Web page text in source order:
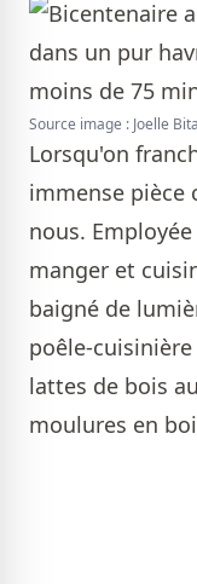
Source image : Joelle
Lorsqu'on
immense pièce
nous.
manger et
baigné de
poêle-
lattes de bois
moulures en